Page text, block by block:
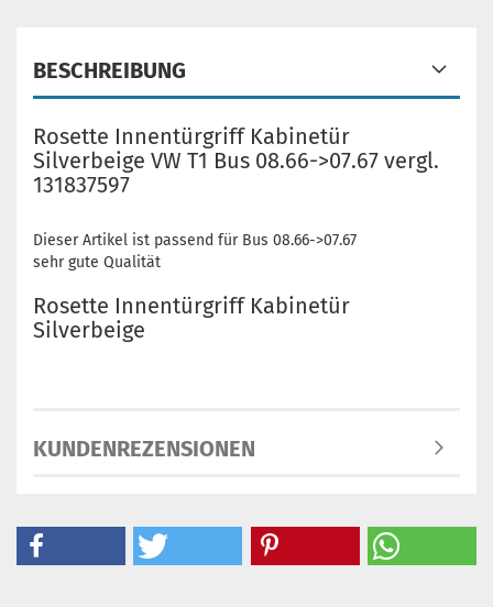
BESCHREIBUNG
Rosette Innentürgriff Kabinetür
Silverbeige VW T1 Bus 08.66->07.67 vergl.
131837597
Dieser Artikel ist passend für Bus 08.66->07.67
sehr gute Qualität
Rosette Innentürgriff Kabinetür
Silverbeige
KUNDENREZENSIONEN